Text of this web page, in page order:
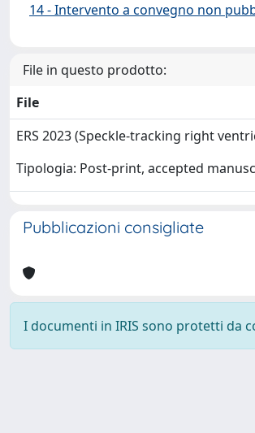
14 - Intervento a convegno non
File in questo prodotto:
File
ERS 2023 (Speckle-tracking right
Tipologia: Post-print, accepted
Pubblicazioni consigliate
I documenti in IRIS sono protetti da